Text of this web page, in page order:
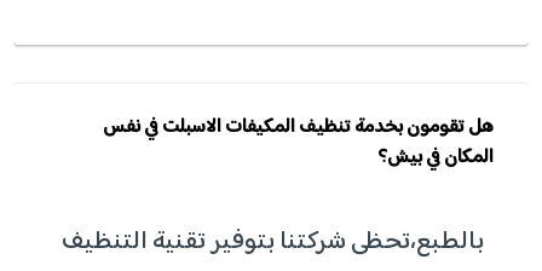
هل تقومون بخدمة تنظيف المكيفات الاسبلت في نفس
المكان في بيش؟
بالطبع،تحظى شركتنا بتوفير تقنية التنظيف